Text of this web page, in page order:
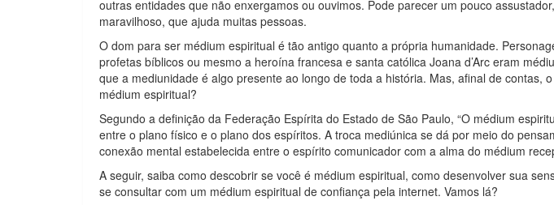
outras entidades que não enxergamos ou ouvimos. Pode parecer um pouco
maravilhoso, que ajuda muitas pessoas.
O dom para ser médium espiritual é tão antigo quanto a própria humanidade.
profetas bíblicos ou mesmo a heroína francesa e santa católica Joana d’Arc eram
que a mediunidade é algo presente ao longo de toda a história. Mas, afinal de contas,
médium espiritual?
Segundo a definição da Federação Espírita do Estado de São Paulo, “O médium
entre o plano físico e o plano dos espíritos. A troca mediúnica se dá por meio do
conexão mental estabelecida entre o espírito comunicador com a alma do médium
A seguir, saiba como descobrir se você é médium espiritual, como desenvolver sua
se consultar com um médium espiritual de confiança pela internet. Vamos lá?